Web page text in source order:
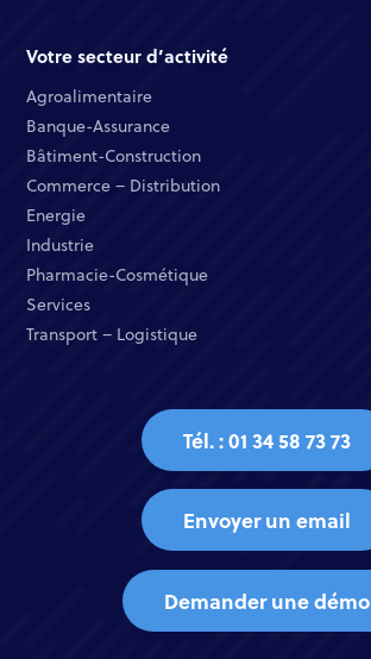
Votre secteur d’activité
Agroalimentaire
Banque-Assurance​
Bâtiment-Construction
Commerce – Distribution​
Energie​
Industrie​
Pharmacie-Cosmétique​
Services​
Transport – Logistique
Tél. : 01 34 58 73 73
Envoyer un email
Demander une démo